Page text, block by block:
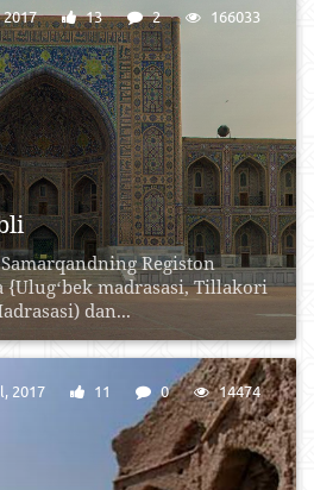
Registon
{Ulugʻbek madrasasi, Tillakori
dan...
13 2 166033
2017 11 0 14474